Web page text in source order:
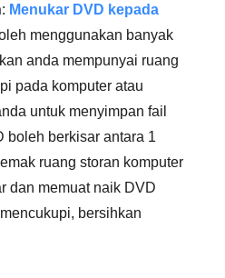
: Menukar DVD kepada
menggunakan banyak
anda mempunyai ruang
pada komputer atau
untuk menyimpan fail
boleh berkisar antara 1
ruang storan komputer
dan memuat naik DVD
bersihkan